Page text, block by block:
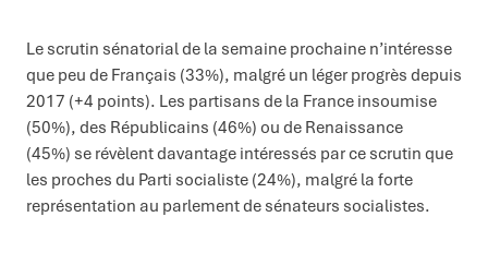
Le scrutin sénatorial de la semaine prochaine n’intéresse
que peu de Français (33%), malgré un léger progrès depuis
2017 (+4 points). Les partisans de la France insoumise
(50%), des Républicains (46%) ou de Renaissance
(45%) se révèlent davantage intéressés par ce scrutin que
les proches du Parti socialiste (24%), malgré la forte
représentation au parlement de sénateurs socialistes.